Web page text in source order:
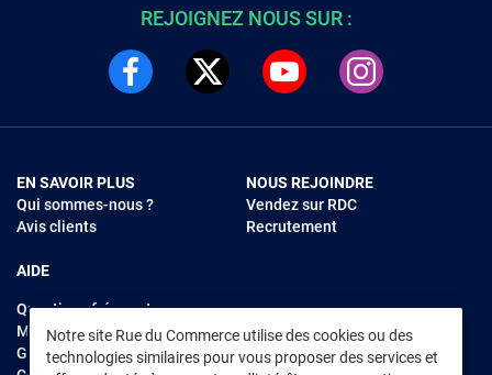
Notre site Rue du Commerce utilise des cookies ou des
technologies similaires pour vous proposer des services et
REJOIGNEZ NOUS SUR :
EN SAVOIR PLUS
Qui sommes-nous ?
Avis clients
AIDE
Questions fréquentes
Modes de règlements
Garantie et retours
NOUS REJOINDRE
Vendez sur RDC
Recrutement